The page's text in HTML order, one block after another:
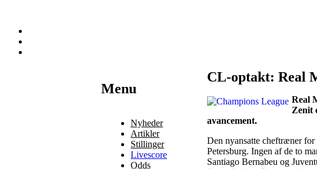
Menu
Nyheder
Artikler
Stillinger
Livescore
Odds
CL-optakt: Real
Real
Zenit
avancement.
Den nyansatte cheftræner
Petersburg. Ingen af de to
Santiago Bernabeu og